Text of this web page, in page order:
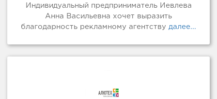
Индивидуальный предприниматель Иевлева
Анна Васильевна хочет выразить
благодарность рекламному агентству далее...